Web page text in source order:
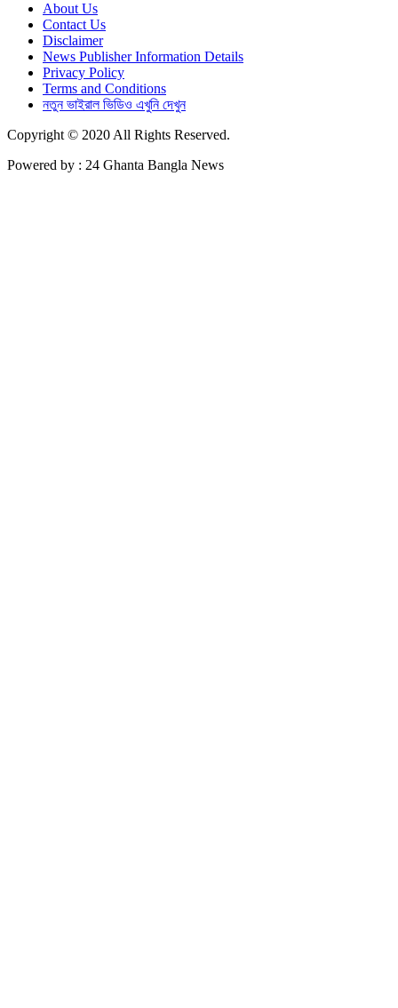
About Us
Contact Us
Disclaimer
News Publisher Information Details
Privacy Policy
Terms and Conditions
নতুন ভাইরাল ভিডিও এখুনি দেখুন
Copyright © 2020 All Rights Reserved.
Powered by : 24 Ghanta Bangla News